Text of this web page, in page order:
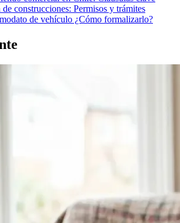
construcciones: Permisos y trámites
de vehículo ¿Cómo formalizarlo?